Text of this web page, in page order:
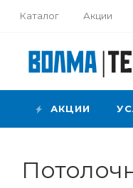
Каталог Акции
АКЦИИ